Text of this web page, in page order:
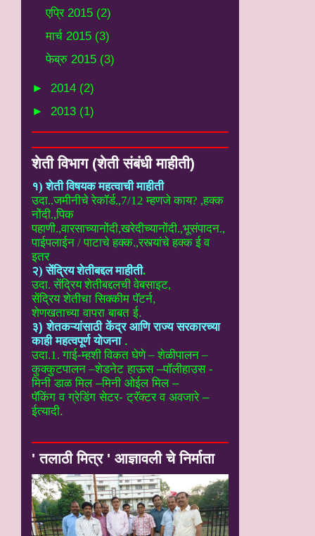
एप्रि 2015 (2)
मार्च 2015 (3)
फेब्रु 2015 (3)
► 2014 (2)
► 2013 (1)
शेती विभाग (शेती संबंधी माहीती)
१) शेती विषयक महत्वाची माहीती
उदा..जमीनीचे रेकॉर्ड.,7/12 म्हणजे काय? ,हक्क
नोंदी.,पिक
पहाणी.,वारसाच्यानोंदी,खरेदीच्यानोंदी.,भूसंपादन.,
पाईपलाईन / पाटाचे हक्क.,रस्त्यांचे हक्क ईव
इतर
२) सेंद्रिय शेतीबद्दल माहीती.
उदा. सेंद्रिय शेतीबद्दलची वेबसाइट,
सेंद्रिय शेतीचा सिक्कीम पॅटर्न,
शेणखताच्या वापरा बाबत ई.
३) शेतकऱ्यांसाठी केंद्र आणि राज्य सरकारच्या
काही महत्वपूर्ण योजना.
उदा.1. गाई-म्हशी विकत घेणे – शेळीपालन –
कुक्कुटपालन –शेडनेट हाऊस –पॉलीहाउस -
मिनी डाळ मिल –मिनी ओईल मिल –
पॅकिंग व ग्रेडिंग सेटर- ट्रॅक्टर व अवजारे –
ईत्यादी.
' तलाठी मित्र ' आज्ञावली चे निर्माता